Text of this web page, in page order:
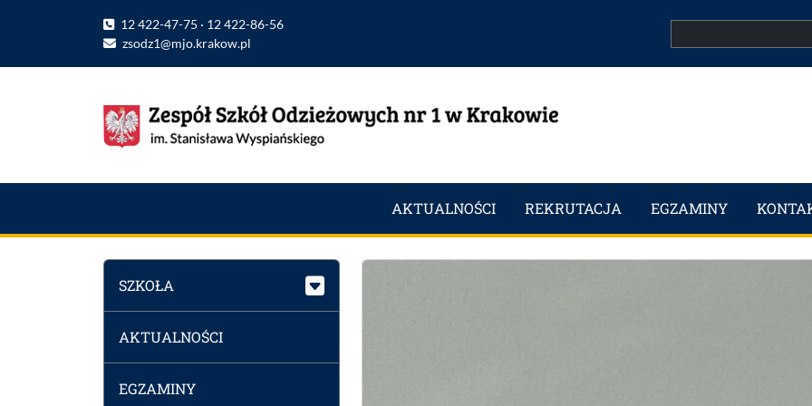
12 422-47-75 · 12 422-86-56
zsodz1@mjo.krakow.pl
AKTUALNOŚCI REKRUTACJA EGZAMINY
SZKOŁA
AKTUALNOŚCI
EGZAMINY